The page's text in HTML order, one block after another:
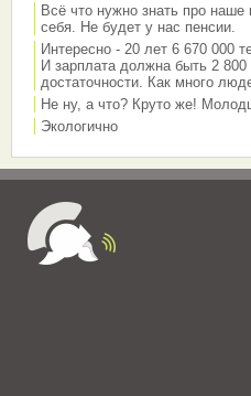
Всё что нужно знать про наше
себя. Не будет у нас пенсии.
Интересно - 20 лет 6 670 000
И зарплата должна быть 2
достаточности. Как много
Не ну, а что? Круто же!
Экологично